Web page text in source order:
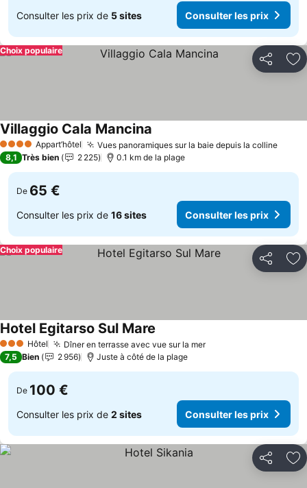
Consulter les prix de 5 sites Consulter les prix
Partager
Choix populaire
4 Étoiles Appart’hôtel Vues panoramiques sur la baie depuis la colline
Villaggio Cala Mancina
8,1 Très bien 2 225 0.1 km de la plage
De 65 €
Consulter les prix de 16 sites Consulter les prix
Partager
Choix populaire
3 ÉtoilesHôtel Dîner en terrasse avec vue sur la merConsulter les prix
Hotel Egitarso Sul Mare
7,5 Bien 2 956 Juste à côté de la plage
De 100 €
Consulter les prix de 2 sites Consulter les prix
Partager